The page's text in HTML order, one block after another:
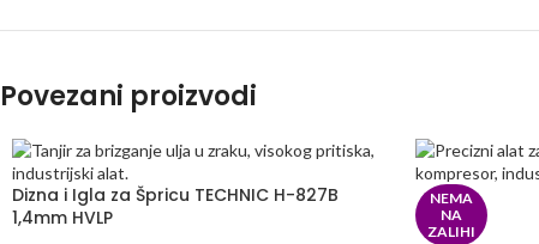
Povezani proizvodi
Dizna i Igla za Špricu TECHNIC H-827B
1,4mm HVLP
NEMA
NA
ZALIHI